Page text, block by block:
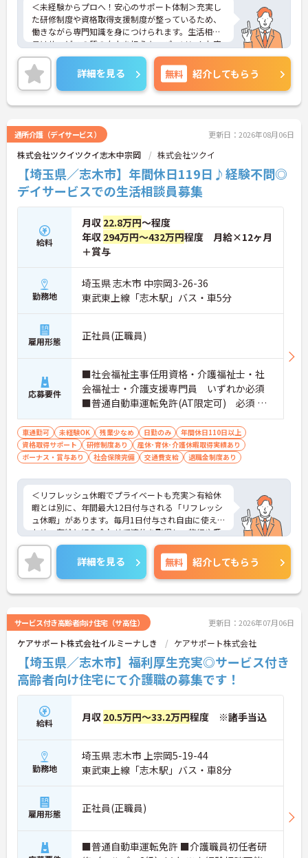
＜未経験からプロへ！安心のサポート体制＞充実し
た研修制度や資格取得支援制度が整っているため、
働きながら専門知識を身につけられます。生活相談
員はサービスの質の向上を担うキーパーソン！お客
様やご家族との関わりを通じて、自分自身の人間性
も磨いていけるやりがいのあるお仕事です。
＜夜勤なしでプライベートも充実！柔軟な働き方＞
勤務曜日は相談可能♪ライフスタイルに合わせた働
き方が可能です。産休・育休制度も整っており、長
詳細を見る 無料 紹介してもらう
通所介護（デイサービス） 更新日：2026年08月06日
株式会社ツクイツクイ志木中宗岡 株式会社ツクイ
【埼玉県／志木市】年間休日119日♪経験不問◎
デイサービスでの生活相談員募集
給料
月収 22.8万円～程度
年収 294万円～432万円程度 月給×12ヶ月
＋賞与
勤務地
埼玉県 志木市 中宗岡3-26-36
東武東上線「志木駅」バス・車5分
雇用形態 正社員(正職員)
応募要件
■社会福祉主事任用資格・介護福祉士・社
会福祉士・介護支援専門員 いずれか必須
■普通自動車運転免許(AT限定可) 必須 ■
経験：不問
車通勤可 未経験OK 残業少なめ 日勤のみ
年間休日110日以上
資格取得サポート
研修制度あり
産休･育休･介護休暇取得実績あり
ボーナス・賞与あり
社会保険完備 交通費支給 退職金制度あり
＜リフレッシュ休暇でプライベートも充実＞有給休
暇とは別に、年間最大12日付与される「リフレッシ
ュ休暇」があります。毎月1日付与され自由に使える
ため、有給と組み合わせて連休を取得し、旅行や趣
味を楽しむスタッフも多くいます。夜勤がなく日勤
のみの勤務なので、生活リズムも整えやすく、仕事
とプライベートのメリハリをつけて無理なく働けま
す。
＜将来を見据えた多彩なキャリアパスと待遇＞「介
レンジ」など、希望に合わせた多彩なキャリアプラ
ンが用意されています。階層別の研修や資格取得支
援制度があり、働きながらスキルアップが可能で
す。
詳細を見る 無料 紹介してもらう
サービス付き高齢者向け住宅（サ高住） 更新日：2026年07月06日
ケアサポート株式会社イルミーナしき ケアサポート株式会社
【埼玉県／志木市】福利厚生充実◎サービス付き
高齢者向け住宅にて介護職の募集です！
給料 月収 20.5万円～33.2万円程度 ※諸手当込
勤務地
埼玉県 志木市 上宗岡5-19-44
東武東上線「志木駅」バス・車8分
雇用形態 正社員(正職員)
■普通自動車運転免許 ■介護職員初任者研